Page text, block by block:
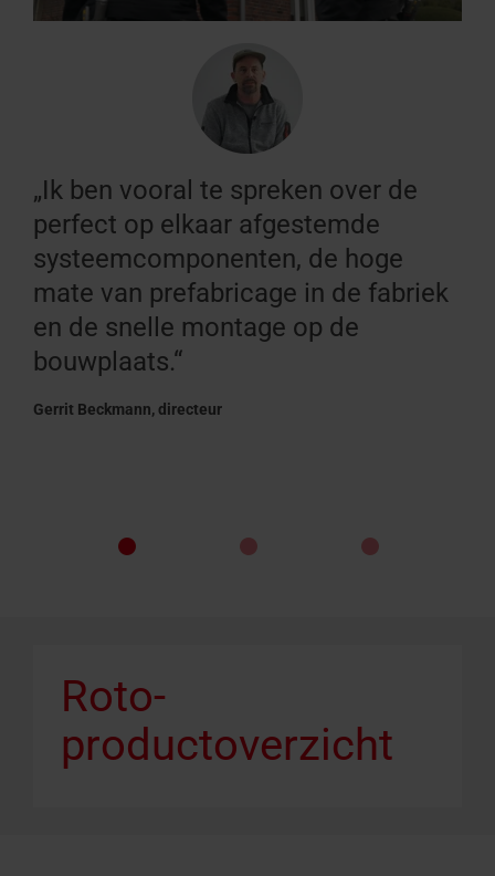
„Ik ben vooral te spreken over de
perfect op elkaar afgestemde
systeemcomponenten, de hoge
mate van prefabricage in de fabriek
en de snelle montage op de
bouwplaats.“
Gerrit Beckmann, directeur
Roto-
productoverzicht